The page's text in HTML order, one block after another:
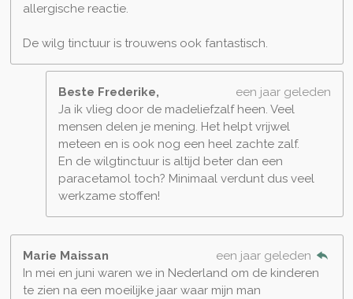
allergische reactie.
De wilg tinctuur is trouwens ook fantastisch.
Beste Frederike,
een jaar geleden
Ja ik vlieg door de madeliefzalf heen. Veel
mensen delen je mening. Het helpt vrijwel
meteen en is ook nog een heel zachte zalf.
En de wilgtinctuur is altijd beter dan een
paracetamol toch? Minimaal verdunt dus veel
werkzame stoffen!
Marie Maissan
een jaar geleden
In mei en juni waren we in Nederland om de kinderen
te zien na een moeilijke jaar waar mijn man